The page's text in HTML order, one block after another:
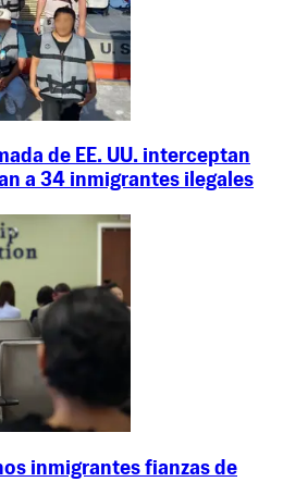
de EE. UU. interceptan
a 34 inmigrantes ilegales
inmigrantes fianzas de